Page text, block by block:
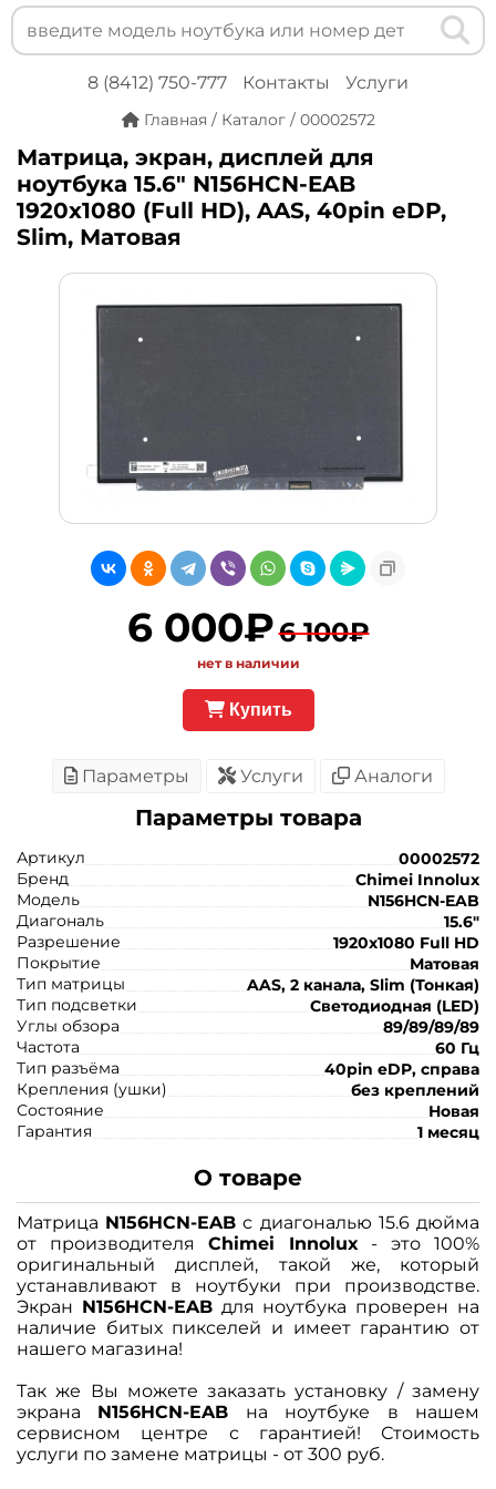
8 (8412) 750-777 Контакты Услуги
Главная / Каталог / 00002572
Матрица, экран, дисплей для
ноутбука 15.6" N156HCN-EAB
1920x1080 (Full HD), AAS, 40pin eDP,
Slim, Матовая
6 000₽6 100₽
нет в наличии
Купить
Параметры Услуги Аналоги
Параметры товара
Артикул
00002572
Бренд
Chimei Innolux
Модель
N156HCN-EAB
Диагональ
15.6"
Разрешение
1920x1080 Full HD
Покрытие
Матовая
Тип матрицы
AAS, 2 канала, Slim (Тонкая)
Тип подсветки
Светодиодная (LED)
Углы обзора
89/89/89/89
Частота
60 Гц
Тип разъёма
40pin eDP, справа
Крепления (ушки)
без креплений
Состояние
Новая
Гарантия
1 месяц
О товаре
Матрица N156HCN-EAB с диагональю 15.6 дюйма
от производителя Chimei Innolux- это 100%
оригинальный дисплей, такой же, который
устанавливают в ноутбуки при производстве.
Экран N156HCN-EABдля ноутбука проверен на
наличие битых пикселей и имеет гарантию от
нашего магазина!
Так же Вы можете заказать установку / замену
экрана N156HCN-EAB на ноутбуке в нашем
сервисном центре с гарантией! Стоимость
услуги по замене матрицы - от 300 руб.